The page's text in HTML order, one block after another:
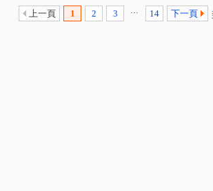
上一頁 1 2 3 ... 14 下一頁